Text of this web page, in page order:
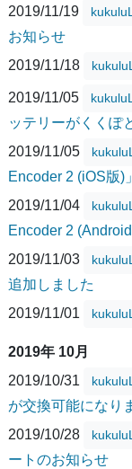
2019/11/19
お知らせ
2019/11/18
2019/11/05
ッテリーがくくぽ
2019/11/05
Encoder 2 (iOS版)
2019/11/04
Encoder 2
2019/11/03
追加しました
2019/11/01
2019年 10月
2019/10/31
が交換可能になり
2019/10/28
ートのお知らせ